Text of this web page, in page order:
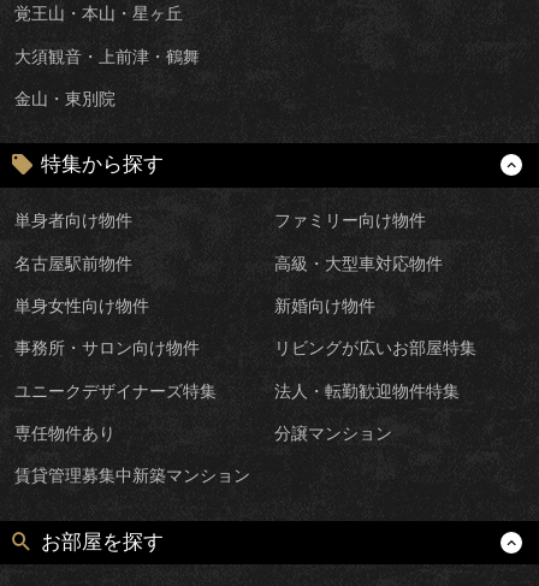
覚王山・本山・星ヶ丘
大須観音・上前津・鶴舞
金山・東別院
特集から探す
単身者向け物件 ファミリー向け物件
名古屋駅前物件 高級・大型車対応物件
単身女性向け物件 新婚向け物件
事務所・サロン向け物件 リビングが広いお部屋特集
ユニークデザイナーズ特集 法人・転勤歓迎物件特集
専任物件あり 分譲マンション
賃貸管理募集中新築マンション
お部屋を探す